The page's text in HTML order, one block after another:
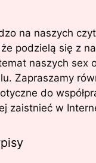
na naszych
podzielą się z
naszych sex
Zapraszamy
do
zaistnieć w